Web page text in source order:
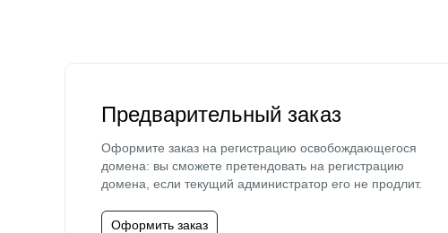
Предварительный заказ
Оформите заказ на регистрацию освобождающегося
домена: вы сможете претендовать на регистрацию
домена, если текущий администратор его не продлит.
Оформить заказ